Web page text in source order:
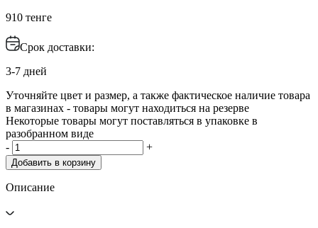
910 тенге
Срок доставки:
3-7 дней
Уточняйте цвет и размер, а также фактическое наличие товара
в магазинах - товары могут находиться на резерве
Некоторые товары могут поставляться в упаковке в
разобранном виде
-
+
Добавить в корзину
Описание